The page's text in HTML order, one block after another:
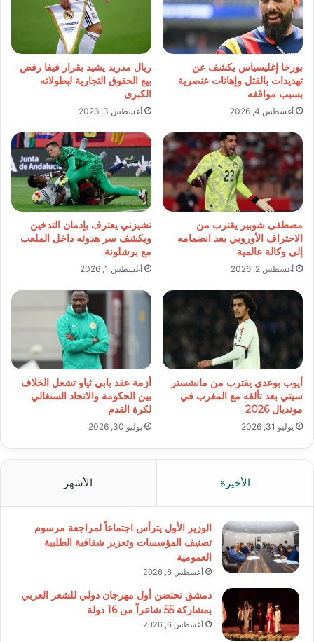
بورخا إغليسياس يكشف عن
تهديدات بالقتل وإهانات عنصرية
بسبب مواقفه
أغسطس 4, 2026
ريال مدريد يشيد بقرار فيفا رفض
بيع الحقوق التجارية لبطولاته
الكبرى
أغسطس 3, 2026
مصطفى شوبير يقترب من
الاحتراف الأوروبي بعد انضمامه
إلى وكالة عالمية
أغسطس 2, 2026
تشيزني يعترف بإدمان التدخين
ويكشف سر هدوئه داخل الملعب
مع برشلونة
أغسطس 1, 2026
أيوب بوعدي يقترب من مانشستر
سيتي بعد تألقه مع المغرب في
مونديال 2026
يوليو 31, 2026
أزمة عقد بابي ثياو تشعل الخلاف
بين الحكومة والاتحاد السنغالي
لكرة القدم
يوليو 30, 2026
الأخيرة الأشهر
الوزير الأول يترأس اجتماعاً لمراجعة مرسوم
تصنيف المؤسسات وتعزيز شفافية الطلبية
العمومية
أغسطس 6, 2026
دمشق تحتضن أول مهرجان دولي للشعر العربي
بمشاركة 55 شاعراً من 16 دولة
أغسطس 6, 2026